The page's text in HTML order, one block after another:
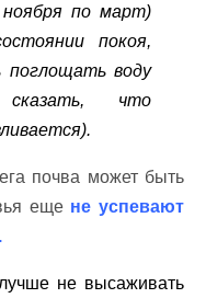
по март)
покоя,
поглощать воду
что
почва может быть
еще не успевают
не высаживать